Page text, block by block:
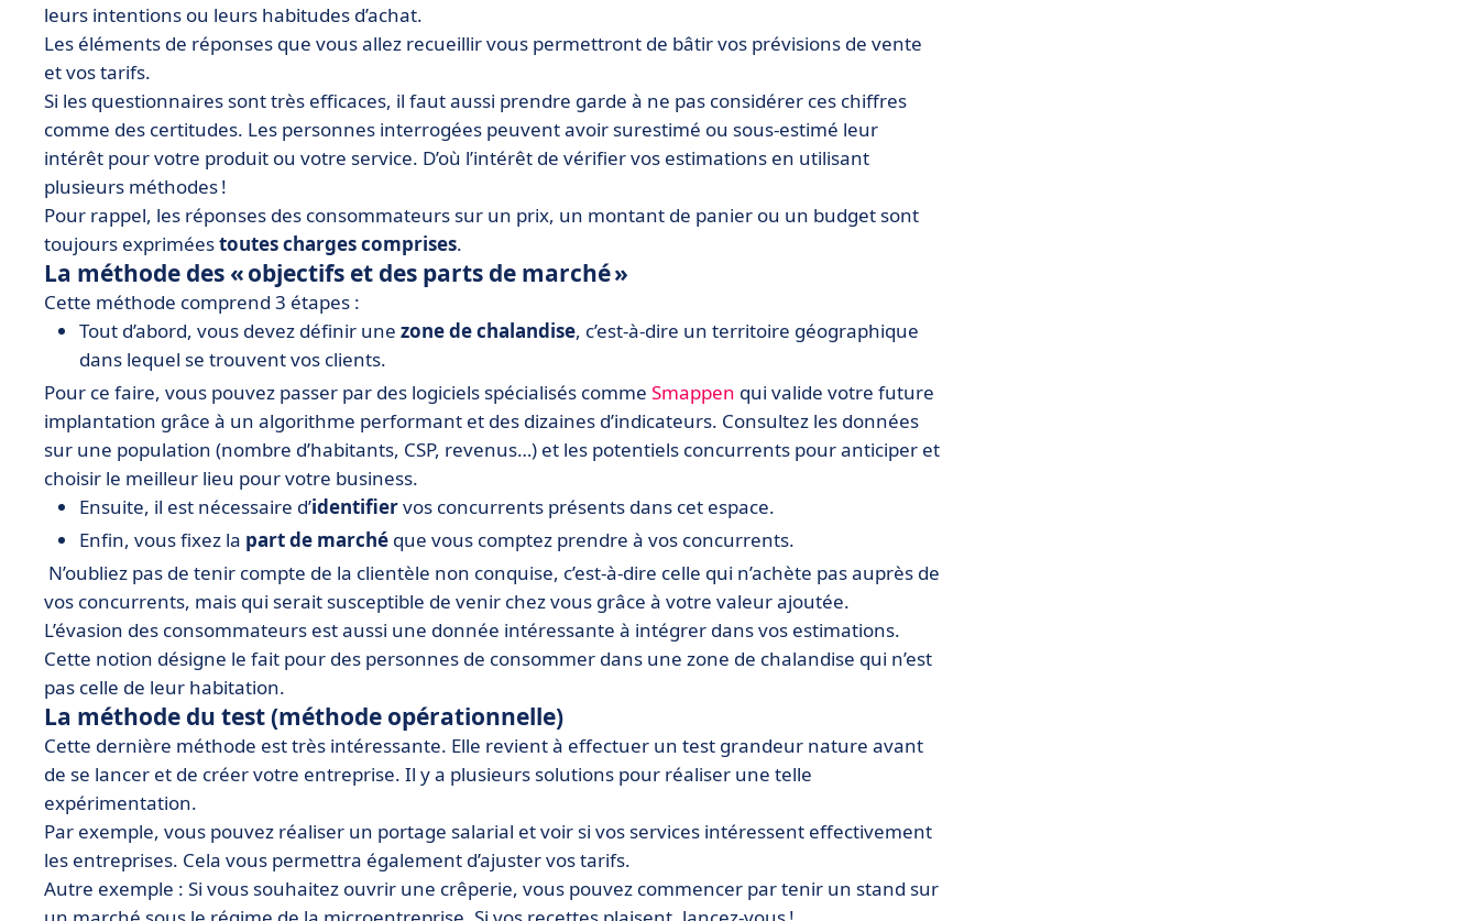
leurs intentions ou leurs habitudes d’achat.
Les éléments de réponses que vous allez recueillir vous permettront de bâtir vos prévisions de vente
et vos tarifs.
Si les questionnaires sont très efficaces, il faut aussi prendre garde à ne pas considérer ces chiffres
comme des certitudes. Les personnes interrogées peuvent avoir surestimé ou sous-estimé leur
intérêt pour votre produit ou votre service. D’où l’intérêt de vérifier vos estimations en utilisant
plusieurs méthodes !
Pour rappel, les réponses des consommateurs sur un prix, un montant de panier ou un budget sont
toujours expriméestoutes charges comprises.
La méthode des « objectifs et des parts de marché »
Cette méthode comprend 3 étapes :
Tout d’abord, vous devez définir une zone de chalandise, c’est-à-dire un territoire géographique
dans lequel se trouvent vos clients.
Pour ce faire, vous pouvez passer par des logiciels spécialisés comme Smappen qui valide votre future
implantation grâce à un algorithme performant et des dizaines d’indicateurs. Consultez les données
sur une population (nombre d’habitants, CSP, revenus…) et les potentiels concurrents pour anticiper et
choisir le meilleur lieu pour votre business.
Ensuite, il est nécessaire d’identifiervos concurrents présents dans cet espace.
Enfin, vous fixez la part de marché que vous comptez prendre à vos concurrents.
N’oubliez pas de tenir compte de la clientèle non conquise, c’est-à-dire celle qui n’achète pas auprès de
vos concurrents, mais qui serait susceptible de venir chez vous grâce à votre valeur ajoutée.
L’évasion des consommateurs est aussi une donnée intéressante à intégrer dans vos estimations.
Cette notion désigne le fait pour des personnes de consommer dans une zone de chalandise qui n’est
pas celle de leur habitation.
La méthode du test (méthode opérationnelle)
Cette dernière méthode est très intéressante. Elle revient à effectuer un test grandeur nature avant
de se lancer et de créer votre entreprise. Il y a plusieurs solutions pour réaliser une telle
expérimentation.
Par exemple, vous pouvez réaliser un portage salarial et voir si vos services intéressent effectivement
les entreprises. Cela vous permettra également d’ajuster vos tarifs.
Autre exemple : Si vous souhaitez ouvrir une crêperie, vous pouvez commencer par tenir un stand sur